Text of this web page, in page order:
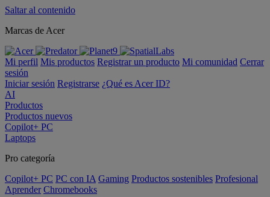
Saltar al contenido
Marcas de Acer
Mi perfil Mis productos Registrar un producto Mi comunidad Cerrar
sesión
Iniciar sesión Registrarse ¿Qué es Acer ID?
AI
Productos
Productos nuevos
Copilot+ PC
Laptops
Pro categoría
Copilot+ PC PC con IA Gaming Productos sostenibles Profesional
Aprender Chromebooks